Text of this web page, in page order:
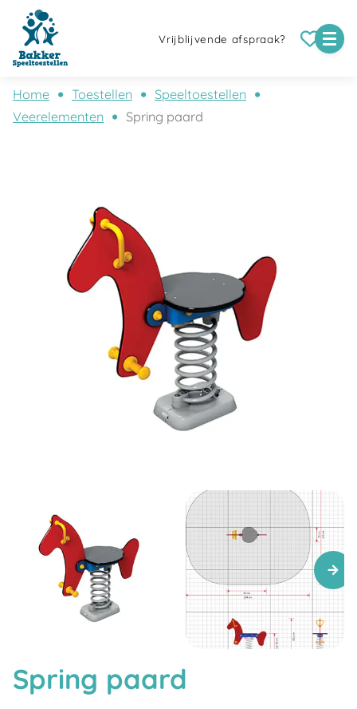
Vrijblijvende afspraak?
Home Toestellen
Speeltoestellen
Veerelementen
Spring paard
Spring paard